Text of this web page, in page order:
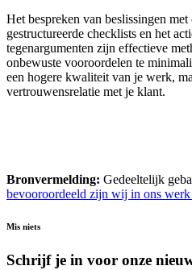
Het bespreken van beslissingen met
gestructureerde checklists en het
tegenargumenten zijn effectieve
onbewuste vooroordelen te
een hogere kwaliteit van je werk,
vertrouwensrelatie met je klant.
Bronvermelding: Gedeeltelijk
bevooroordeeld zijn wij in ons
Mis niets
Schrijf je in voor onze